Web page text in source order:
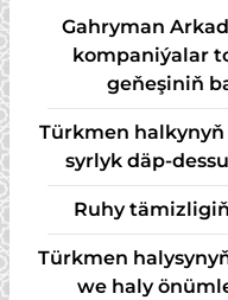
Gahryman
kompaniýalar
geňeşiniň
Türk­men
syr­lyk däp-
Ruhy
Türkmen
we haly